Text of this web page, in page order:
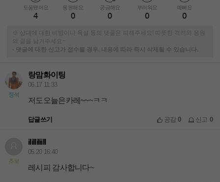
도움됐어요
4
응원해요
0
궁금해요
0
부러워요
0
예뻐요
0
※ 상대에 대한 비방이나 욕설 등의 댓글은 피해주세요! 따뜻한 격려와 응원
-
댓글에 대한 신고가 접수될 경우, 내용에 따라 즉시 삭제될 수 있습니다.
정석
랑맘화이팅
06.17 11:33
저도오늘은카레~~~ㅋㅋ
답글쓰기 공감0 신고 0
초보
ililliliill
05.20 16:40
레시피 감사합니다~